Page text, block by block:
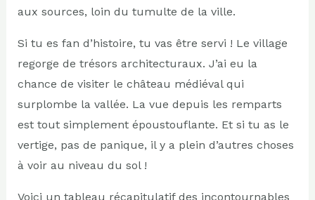
aux sources, loin du tumulte de la ville.
Si tu es fan d’histoire, tu vas être servi ! Le village
regorge de trésors architecturaux. J’ai eu la
chance de visiter le château médiéval qui
surplombe la vallée. La vue depuis les remparts
est tout simplement époustouflante. Et si tu as le
vertige, pas de panique, il y a plein d’autres choses
à voir au niveau du sol !
Voici un tableau récapitulatif des incontournables